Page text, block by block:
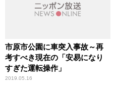
市原市公園に車突入事故～再
考すべき現在の「安易になり
すぎた運転操作」
2019.05.16